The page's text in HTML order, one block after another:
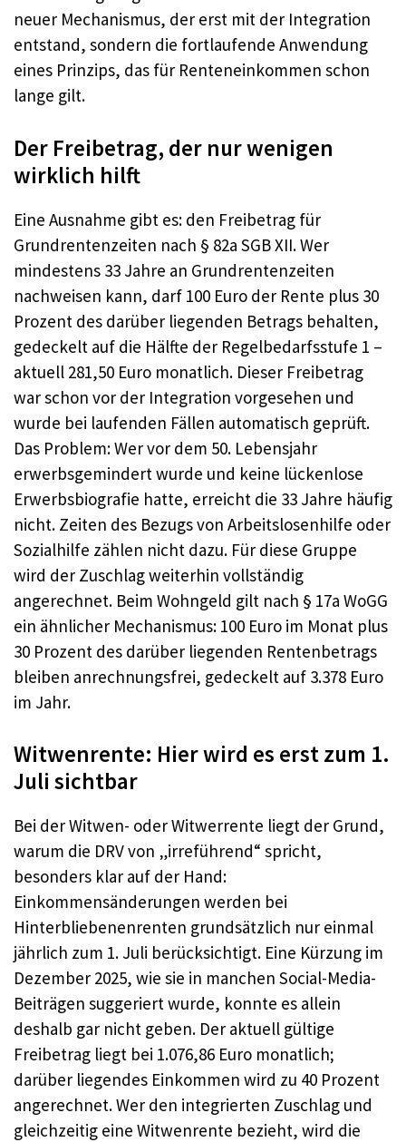
neuer Mechanismus, der erst mit der Integration
entstand, sondern die fortlaufende Anwendung
eines Prinzips, das für Renteneinkommen schon
lange gilt.
Der Freibetrag, der nur wenigen
wirklich hilft
Eine Ausnahme gibt es: den Freibetrag für
Grundrentenzeiten nach § 82a SGB XII. Wer
mindestens 33 Jahre an Grundrentenzeiten
nachweisen kann, darf 100 Euro der Rente plus 30
Prozent des darüber liegenden Betrags behalten,
gedeckelt auf die Hälfte der Regelbedarfsstufe 1 –
aktuell 281,50 Euro monatlich. Dieser Freibetrag
war schon vor der Integration vorgesehen und
wurde bei laufenden Fällen automatisch geprüft.
Das Problem: Wer vor dem 50. Lebensjahr
erwerbsgemindert wurde und keine lückenlose
Erwerbsbiografie hatte, erreicht die 33 Jahre häufig
nicht. Zeiten des Bezugs von Arbeitslosenhilfe oder
Sozialhilfe zählen nicht dazu. Für diese Gruppe
wird der Zuschlag weiterhin vollständig
angerechnet. Beim Wohngeld gilt nach § 17a WoGG
ein ähnlicher Mechanismus: 100 Euro im Monat plus
30 Prozent des darüber liegenden Rentenbetrags
bleiben anrechnungsfrei, gedeckelt auf 3.378 Euro
im Jahr.
Witwenrente: Hier wird es erst zum 1.
Juli sichtbar
Bei der Witwen- oder Witwerrente liegt der Grund,
warum die DRV von „irreführend“ spricht,
besonders klar auf der Hand:
Einkommensänderungen werden bei
Hinterbliebenenrenten grundsätzlich nur einmal
jährlich zum 1. Juli berücksichtigt. Eine Kürzung im
Dezember 2025, wie sie in manchen Social-Media-
Beiträgen suggeriert wurde, konnte es allein
deshalb gar nicht geben. Der aktuell gültige
Freibetrag liegt bei 1.076,86 Euro monatlich;
darüber liegendes Einkommen wird zu 40 Prozent
angerechnet. Wer den integrierten Zuschlag und
gleichzeitig eine Witwenrente bezieht, wird die